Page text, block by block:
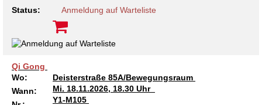
Status: Anmeldung auf Warteliste
Qi Gong
Wo:
Deisterstraße 85A/Bewegungsraum
Wann:
Mi. 18.11.2026, 18.30 Uhr
Y1-M105